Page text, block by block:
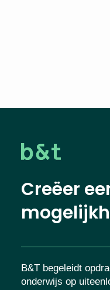
Creëer
B&T begeleidt
onderwijs op